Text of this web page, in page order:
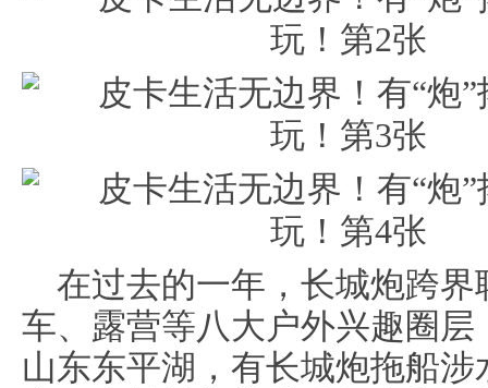
在过去的一年，长城炮跨
车、露营等八大户外兴趣圈
山东东平湖，有长城炮拖船